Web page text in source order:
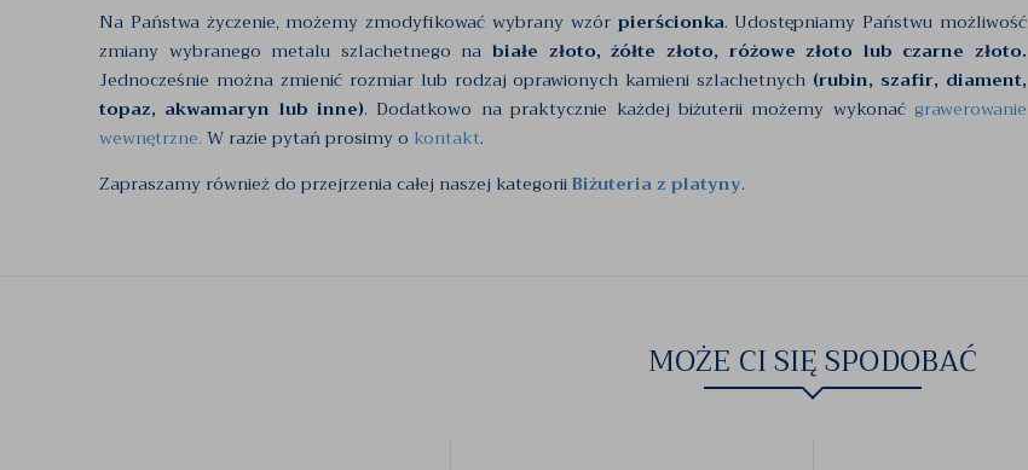
Na Państwa życzenie, możemy zmodyfikować wybrany wzór pierścionka. Udostępniamy Państwu możliwość
zmiany wybranego metalu szlachetnego nabiałe złoto, żółte złoto, różowe złoto lub czarne złoto.
Jednocześnie można zmienić rozmiar lub rodzaj oprawionych kamieni szlachetnych (rubin, szafir, diament,
topaz, akwamaryn lub inne). Dodatkowo na praktycznie każdej biżuterii możemy wykonać grawerowanie
wewnętrzne. W razie pytań prosimy o kontakt.
Zapraszamy również do przejrzenia całej naszej kategoriiBiżuteria z platyny.
MOŻE CI SIĘ SPODOBAĆ